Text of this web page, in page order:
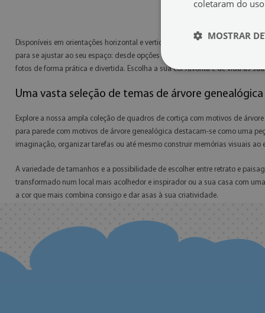
Disponíveis em orientações horizontal e vertical, estes quadros de cortiça
para se ajustar ao seu espaço: desde opções mais compactas como
fotos de forma prática e divertida. Escolha a sua cor favorita e dê vida às
Uma vasta seleção de temas de árvore
Explore a nossa ampla coleção de quadros de cortiça com motivos de
para parede com motivos de árvore genealógica destacam-se como uma
imaginação, organizar tarefas ou até mesmo construir memórias visuais ao
A variedade de tamanhos e a possibilidade de escolher entre retrato e
transformado num local mais acolhedor e inspirador ou a sua casa com
a cor que mais combina consigo e dar asas à sua criatividade.
coletaram do
MOSTRAR